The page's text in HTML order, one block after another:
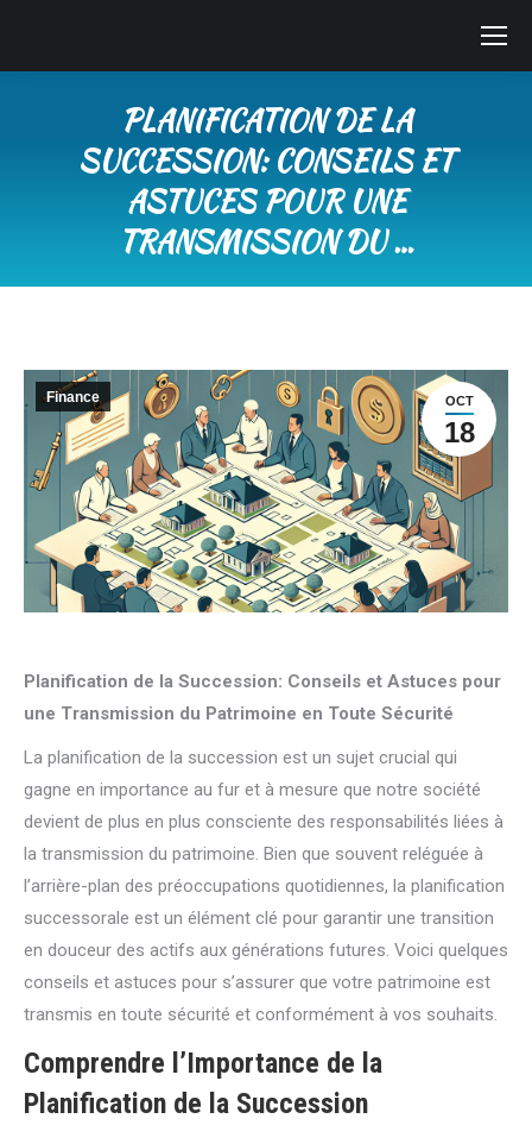
PLANIFICATION DE LA
SUCCESSION: CONSEILS ET
ASTUCES POUR UNE
TRANSMISSION DU …
OCT
18
Finance
Planification de la Succession: Conseils et Astuces pour
une Transmission du Patrimoine en Toute Sécurité
La planification de la succession est un sujet crucial qui
gagne en importance au fur et à mesure que notre société
devient de plus en plus consciente des responsabilités liées à
la transmission du patrimoine. Bien que souvent reléguée à
l’arrière-plan des préoccupations quotidiennes, la planification
successorale est un élément clé pour garantir une transition
en douceur des actifs aux générations futures. Voici quelques
conseils et astuces pour s’assurer que votre patrimoine est
transmis en toute sécurité et conformément à vos souhaits.
Comprendre l’Importance de la
Planification de la Succession